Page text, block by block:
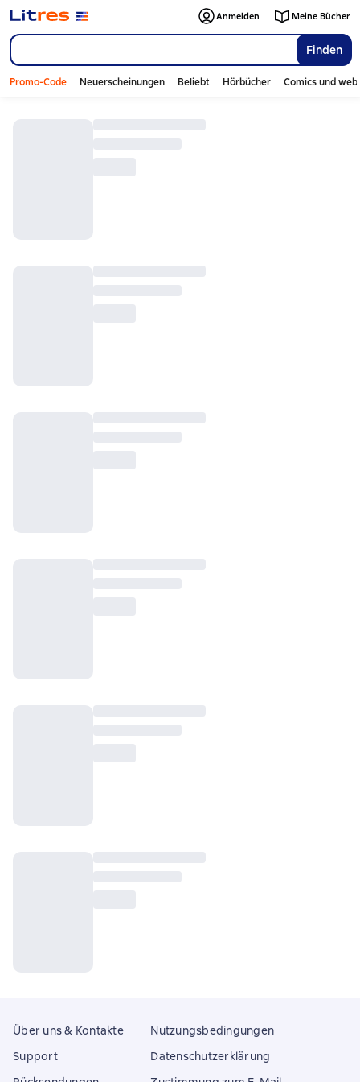
Finden
Anmelden Meine Bücher
Promo-Code Neuerscheinungen Beliebt Hörbücher Comics und
Über uns & Kontakte
Support
Nutzungsbedingungen
Datenschutzerklärung